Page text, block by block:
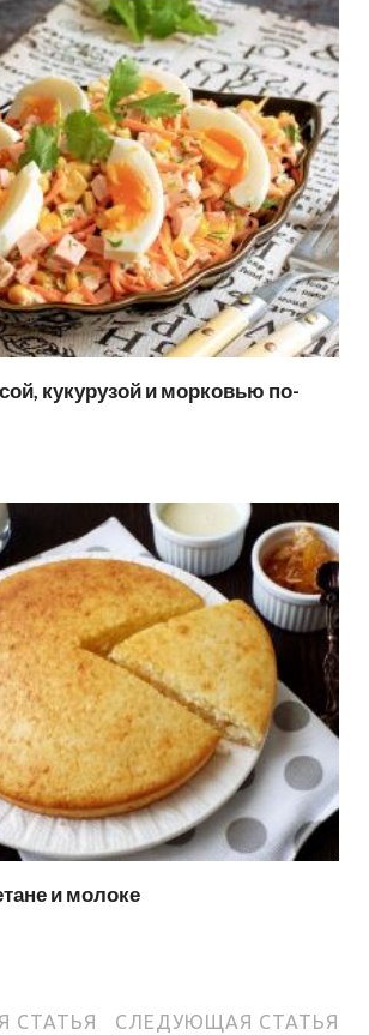
кукурузой и морковью по-
и молоке
СТАТЬЯ СЛЕДУЮЩАЯ СТАТЬЯ